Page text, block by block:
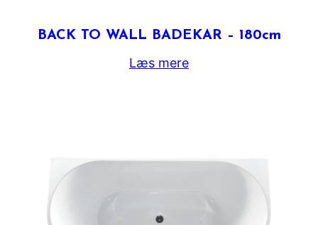
BACK TO WALL BADEKAR – 180cm
Læs mere